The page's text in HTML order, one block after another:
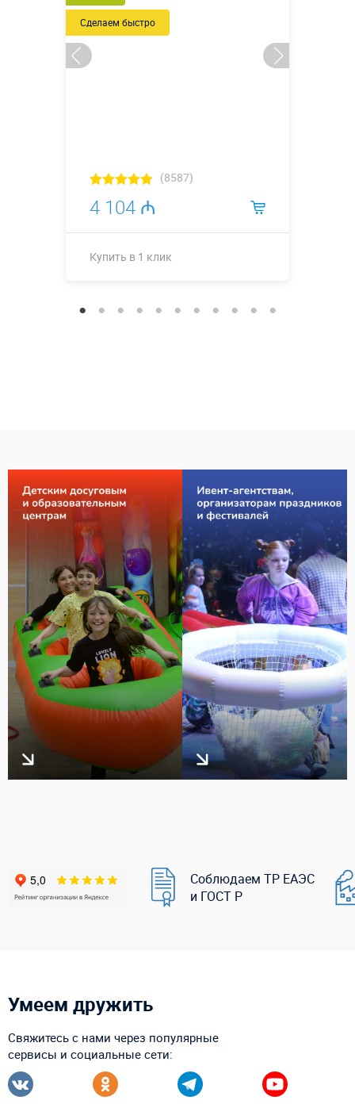
Сделаем быстро
(8587)
4 104 ₼
Купить в 1 клик
Соблюдаем ТР ЕАЭС
и ГОСТ Р
Умеем дружить
Свяжитесь с нами через популярные
сервисы и социальные сети: